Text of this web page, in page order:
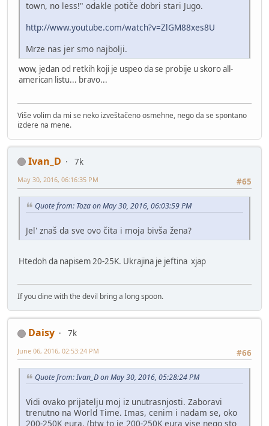
town, no less!" odakle potiče dobri stari Jugo.
http://www.youtube.com/watch?v=ZlGM88xes8U
Mrze nas jer smo najbolji.
wow, jedan od retkih koji je uspeo da se probije u skoro all-
american listu... bravo...
Više volim da mi se neko izveštačeno osmehne, nego da se spontano
izdere na mene.
Ivan_D
7k
#65
May 30, 2016, 06:16:35 PM
Quote from: Toza on May 30, 2016, 06:03:59 PM
Jel' znaš da sve ovo čita i moja bivša žena?
Htedoh da napisem 20-25K. Ukrajina je jeftina xjap
If you dine with the devil bring a long spoon.
Daisy
7k
#66
June 06, 2016, 02:53:24 PM
Quote from: Ivan_D on May 30, 2016, 05:28:24 PM
Vidi ovako prijatelju moj iz unutrasnjosti. Zaboravi
trenutno na World Time. Imas, cenim i nadam se, oko
200-250K eura. (btw to je 200-250K eura vise nego sto